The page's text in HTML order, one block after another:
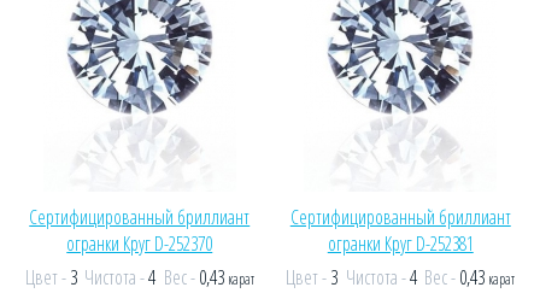
Сертифицированный бриллиант
огранки Круг D-252370
Цвет -3 Чистота -4 Вес -0,43 карат
Сертифицированный бриллиант
огранки Круг D-252381
Цвет -3 Чистота -4 Вес -0,43 карат